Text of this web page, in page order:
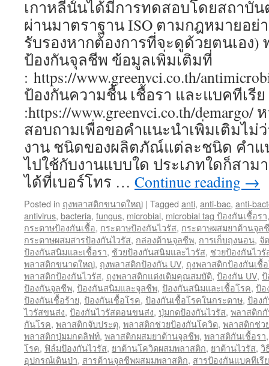
เกาหลีนั้นได้มีการทดสอบโดยสถาบัน
ผ่านมาตราฐาน ISO ตามกฎหมายอย่
รับรองหากต้องการที่จะดูด้วยตนเอง
ป้องกันจุลชีพ ข้อมูลเพิ่มเติมที่
: https://www.greenvci.co.th/
ป้องกันความชื้น เชื้อรา และแบคทีเรี
:https://www.greenvci.co.th/
สอบถามเพื่อขอคำแนะนำเพิ่มเติมไม่
งาน ชนิดของผลิตภัณ์แต่ละชนิด คำแ
ไปใช้กับงานแบบใด ประเภทใดก็สาม
ได้ที่เบอร์โทร … Continue reading →
Posted in ถุงพลาสติกขนาดใหญ่ | Tagged anti, anti-bac, anti-
antivirus, bacteria, fungus, microbial, microbial tag ป้องกันเชื้อรา
กระดาษป้องกันเชื้อ, กระดาษป้องกันไวรัส, กระดาษผสมยาต้านจุล
กระดาษผสมสารป้องกันไวรัส, กล่องต้านจุลชีพ, การเก็บถุงนอน, จั
ป้องกันสนิมและเชื้อรา, ช้วยป้องกันสนิมและไวรัส, ช่วยป้องกันไว
พลาสติกขนาดใหญ่, ถุงพลาสติกป้องกัน UV, ถุงพลาสติกป้องกันเชื้
พลาสติกป้องกันไวรัส, ถุงพลาสติกแต่งเติมคุณสมบัติ, ป้องกัน UV,
ป้องกันจุลชีพ, ป้องกันสนิมและจุลชีพ, ป้องกันสนิมและเชื้อโรค, ป้อ
ป้องกันเชื้อร้าย, ป้องกันเชื้อโรค, ป้องกันเชื้อโรคในกระดาษ, ป้อง
ไวรัสขนส่ง, ป้องกันไวรัสตอนขนส่ง, ปุ่มกดป้องกันไวรัส, พลาสติก
กันโรค, พลาสติกจับประตุ, พลาสติกช่วยป้องกันโควิด, พลาสติกช่ว
พลาสติกปุ่มมกดลิฟท์, พลาสติกผสมยาต้านจุลชีพ, พลาสติกันเชื้อรา
โรค, ฟิล์มป้องกันไวรัส, ยาต้านโควิดผสมพลาสติก, ยาต้านไวรัส, วิ
อุปกรณ์เดินป่า, สารต้านจุลชีพผสมมพลาสติก, สารป้องกันแบคทีเรีย